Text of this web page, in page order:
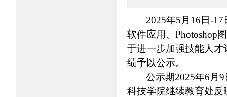
2025年5月16日-
软件应用、Photoshop
于进一步加强技能人
绩予以公示。
公示期2025年6月
科技学院继续教育处